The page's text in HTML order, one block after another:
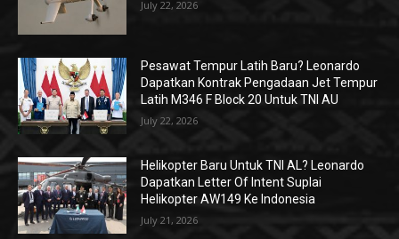
July 22, 2026
Pesawat Tempur Latih Baru? Leonardo
Dapatkan Kontrak Pengadaan Jet Tempur
Latih M346 F Block 20 Untuk TNI AU
July 22, 2026
Helikopter Baru Untuk TNI AL? Leonardo
Dapatkan Letter Of Intent Suplai
Helikopter AW149 Ke Indonesia
July 21, 2026